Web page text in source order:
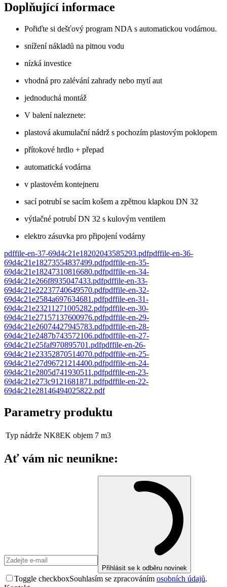
Doplňující informace
Pořiďte si dešťový program NDA s automatickou vodárnou.
snížení nákladů na pitnou vodu
nízká investice
vhodná pro zalévání zahrady nebo mytí aut
jednoduchá montáž
V balení naleznete:
plastová akumulační nádrž s pochozím plastovým poklopem
přítokové hrdlo + přepad
automatická vodárna
v plastovém kontejneru
sací potrubí se sacím košem a zpětnou klapkou DN 32
výtlačné potrubí DN 32 s kulovým ventilem
elektro zásuvka pro připojení vodárny
pdffile-en-37-69d4c21e18202043585293.pdfpdffile-en-36-
69d4c21e18273554837499.pdfpdffile-en-35-
69d4c21e18247310816680.pdfpdffile-en-34-
69d4c21e266f8935047433.pdfpdffile-en-33-
69d4c21e22237740649570.pdfpdffile-en-32-
69d4c21e2584a697634681 .pdfpdffile-en-31-
69d4c21e23211271005282.pdfpdffile-en-30-
69d4c21e27157137600976.pdfpdffile-en-29-
69d4c21e26074427945783.pdfpdffile-en-28-
69d4c21e2487b743572106.pdfpdffile-en-27-
69d4c21e25faf970895701 .pdfpdffile-en-26-
69d4c21e23352870514070.pdfpdffile-en-25-
69d4c21e27d96721214400.pdfpdffile-en-24-
69d4c21e2805d741930511 .pdfpdffile-en-23-
69d4c21e273c9121681871 .pdfpdffile-en-22-
69d4c21e28146494025822.pdf
Parametry produktu
Typ nádrže NK8EK objem 7 m3
Ať vám nic neunikne:
Přihlásit se k odběru novinek
Toggle checkboxSouhlasím se zpracováním osobních údajů.